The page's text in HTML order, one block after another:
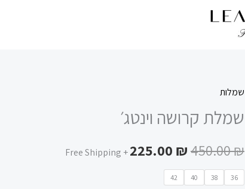
שמלות
שמלת קרושה וינטג׳
450.00₪
המקורי
היה:
450.00 ₪.
225.00 ₪
הנוכחי
הוא:
+ Free Shipping
36
38
40
42
כמות
של
קרושה